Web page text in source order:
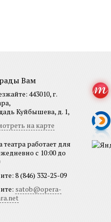
Вам
443010, г.
Куйбышева, д. 1,
на карте
театра работает для
с 10:00 до
8 (846) 332-25-09
satob@opera-